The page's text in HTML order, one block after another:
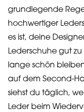
grundlegende
hochwertiger
es ist, deine
Lederschuhe gut zu
lange schön
auf dem Second-
siehst du täglich,
Leder beim